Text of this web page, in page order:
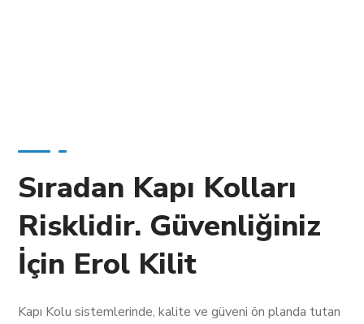
Sıradan Kapı Kolları
Risklidir. Güvenliğiniz
İçin Erol Kilit
Kapı Kolu sistemlerinde, kalite ve güveni ön planda tutan